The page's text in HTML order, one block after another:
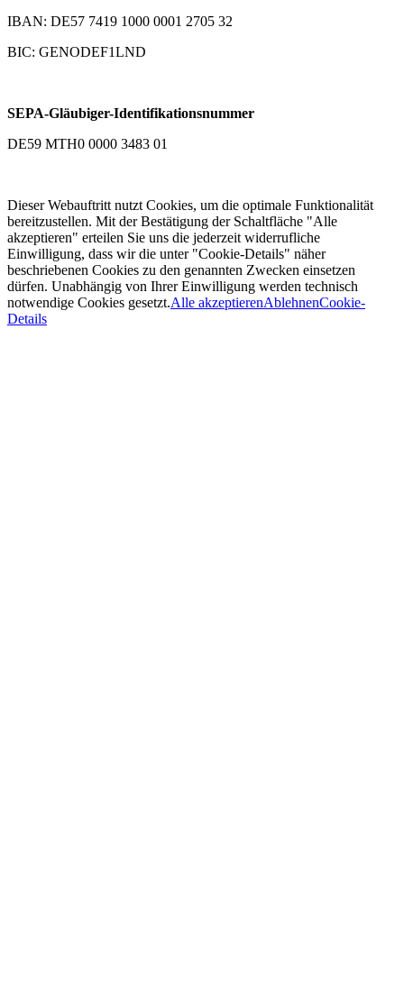
IBAN: DE57 7419 1000 0001 2705 32
BIC: GENODEF1LND
SEPA-Gläubiger-Identifikationsnummer
DE59 MTH0 0000 3483 01
Dieser Webauftritt nutzt Cookies, um die optimale Funktionalität
bereitzustellen. Mit der Bestätigung der Schaltfläche "Alle
akzeptieren" erteilen Sie uns die jederzeit widerrufliche
Einwilligung, dass wir die unter "Cookie-Details" näher
beschriebenen Cookies zu den genannten Zwecken einsetzen
dürfen. Unabhängig von Ihrer Einwilligung werden technisch
notwendige Cookies gesetzt.Alle akzeptierenAblehnenCookie-
Details